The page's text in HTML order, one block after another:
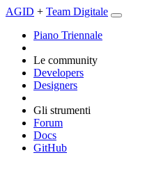
AGID + Team Digitale
Piano Triennale
Le community
Developers
Designers
Gli strumenti
Forum
Docs
GitHub